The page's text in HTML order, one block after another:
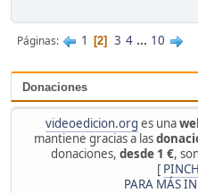
Donaciones
videoedicion.org es una
mantiene gracias a las
donaciones, desde 1 €,
[
PARA MÁS
Páginas 1 2 3 4 ... 10